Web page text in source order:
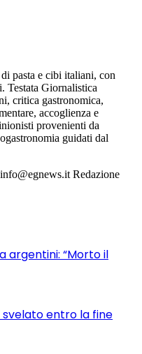
pasta e cibi italiani, con
Testata Giornalistica
critica gastronomica,
accoglienza e
provenienti da
guidati dal
Redazione
argentini: “Morto il
svelato entro la fine